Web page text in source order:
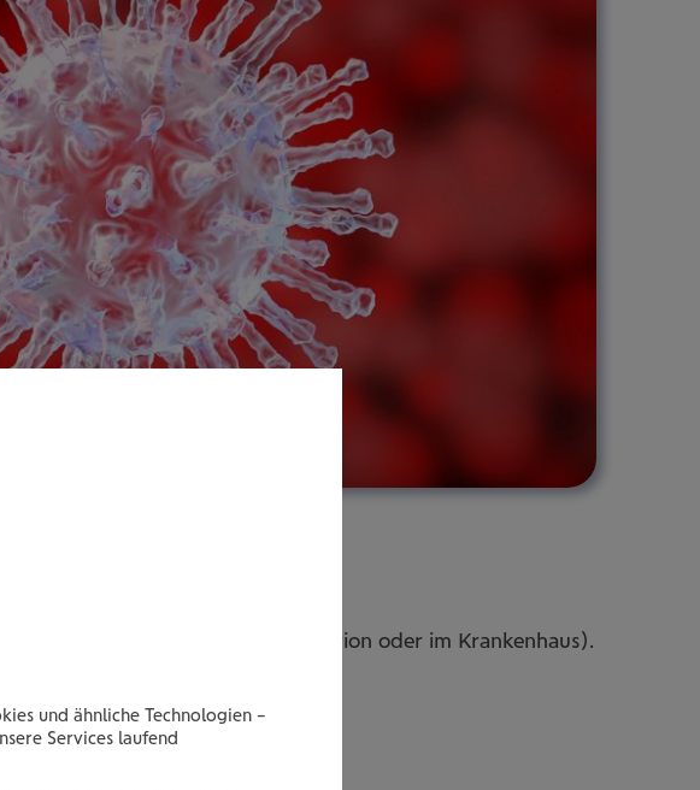
Screening
Arzt Ihrer Wahl (in der Ordination oder im Krankenhaus).
und ähnliche Technologien –
Services laufend